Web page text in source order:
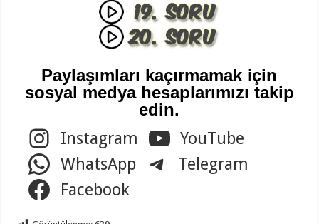
Paylaşımları kaçırmamak için
sosyal medya hesaplarımızı takip
edin.
Instagram
YouTube
WhatsApp
Telegram
Facebook